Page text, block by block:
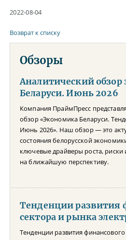
2022-08-04
Возврат к списку
Обзоры
Аналитический
Беларуси. Июнь 2026
Компания ПраймПресс
обзор «Экономика Беларуси.
Июнь 2026». Наш обзор — это
состояния белорусской
ключевые драйверы роста, риски
на ближайшую перспективу.
Тенденции развития
сектора и рынка
Тенденции развития